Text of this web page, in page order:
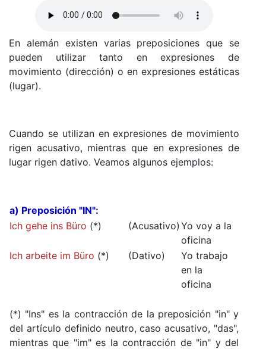
En alemán existen varias preposiciones que se
pueden utilizar tanto en expresiones de
movimiento (dirección) o en expresiones estáticas
(lugar).
Cuando se utilizan en expresiones de movimiento
rigen acusativo, mientras que en expresiones de
lugar rigen dativo. Veamos algunos ejemplos:
a) Preposición "IN":
Ich gehe ins Büro (*) (Acusativo) Yo voy a la
oficina
Ich arbeite im Büro (*) (Dativo)
Yo trabajo
en la
oficina
(*) "Ins" es la contracción de la preposición "in" y
del artículo definido neutro, caso acusativo, "das",
mientras que "im" es la contracción de "in" y del